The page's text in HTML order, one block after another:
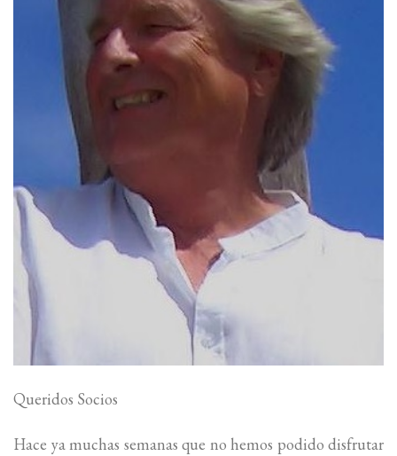
Queridos Socios
Hace ya muchas semanas que no hemos podido disfrutar